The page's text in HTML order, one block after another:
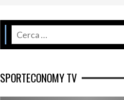
SPORTECONOMY TV